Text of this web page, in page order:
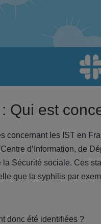
Qui est
concernant les IST en
d’Information, de
Sécurité sociale. Ces
que la syphilis par
donc été identifiées ?